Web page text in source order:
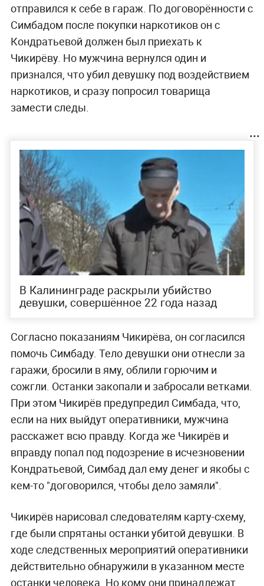
отправился к себе в гараж. По договорённости с
Симбадом после покупки наркотиков он с
Кондратьевой должен был приехать к
Чикирёву. Но мужчина вернулся один и
признался, что убил девушку под воздействием
наркотиков, и сразу попросил товарища
замести следы.
В Калининграде раскрыли убийство
девушки, совершённое 22 года назад
Согласно показаниям Чикирёва, он согласился
помочь Симбаду. Тело девушки они отнесли за
гаражи, бросили в яму, облили горючим и
сожгли. Останки закопали и забросали ветками.
При этом Чикирёв предупредил Симбада, что,
если на них выйдут оперативники, мужчина
расскажет всю правду. Когда же Чикирёв и
вправду попал под подозрение в исчезновении
Кондратьевой, Симбад дал ему денег и якобы с
кем-то "договорился, чтобы дело замяли".
Чикирёв нарисовал следователям карту-схему,
где были спрятаны останки убитой девушки. В
ходе следственных мероприятий оперативники
действительно обнаружили в указанном месте
останки человека. Но кому они принадлежат,